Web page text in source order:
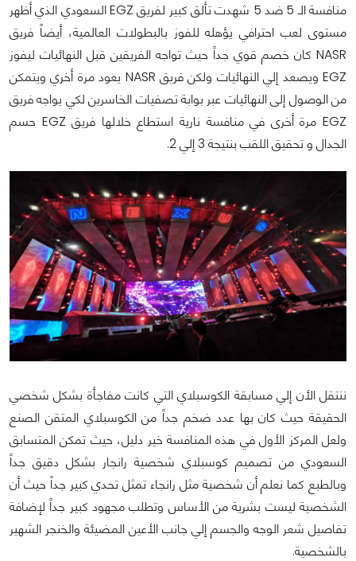
منافسة الـ 5 ضد 5 شهدت تألق كبير لفريق EGZ السعودي الذي أظهر
مستوى لعب احترافي يؤهله للفوز بالبطولات العالمية، أيضاً فريق
NASR كان خصم قوي جداً حيث تواجه الفريقين قبل النهائيات ليفوز
EGZ ويصعد إلي النهائيات ولكن فريق NASR يعود مرة أخري ويتمكن
من الوصول إلى النهائيات عبر بوابة تصفيات الخاسرين لكي يواجه فريق
EGZ مرة أخرى في منافسة نارية استطاع خلالها فريق EGZ حسم
الجدال و تحقيق اللقب بنتيجة 3 إلي 2.
ننتقل الأن إلي مسابقة الكوسبلاي التي كانت مفاجأة بشكل شخصي
الحقيقة حيث كان بها عدد ضخم جداً من الكوسبلاي المتقن الصنع
ولعل المركز الأول في هذه المنافسة خير دليل، حيث تمكن المتسابق
السعودي من تصميم كوسبلاي شخصية رانجار بشكل دقيق جداً
وبالطبع كما نعلم أن شخصية مثل رانجاء تمثل تحدي كبير جداً حيث أن
الشخصية ليست بشرية من الأساس وتطلب مجهود كبير جداً لإضافة
تفاصيل شعر الوجه والجسم إلي جانب الأعين المضيئة والخنجر الشهير
بالشخصية.